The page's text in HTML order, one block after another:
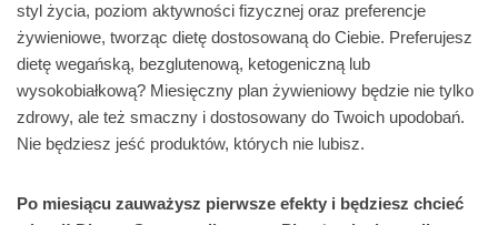
styl życia, poziom aktywności fizycznej oraz preferencje
żywieniowe, tworząc dietę dostosowaną do Ciebie. Preferujesz
dietę wegańską, bezglutenową, ketogeniczną lub
wysokobiałkową? Miesięczny plan żywieniowy będzie nie tylko
zdrowy, ale też smaczny i dostosowany do Twoich upodobań.
Nie będziesz jeść produktów, których nie lubisz.
Po miesiącu zauważysz pierwsze efekty i będziesz chcieć